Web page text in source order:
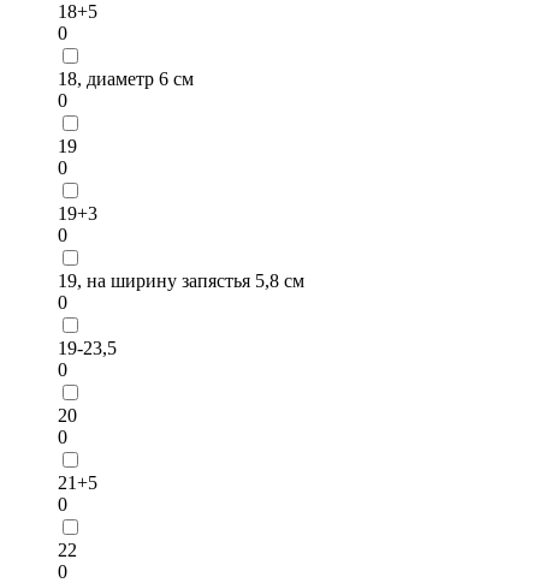
18+5
0
18, диаметр 6 см
0
19
0
19+3
0
19, на ширину запястья 5,8 см
0
19-23,5
0
20
0
21+5
0
22
0